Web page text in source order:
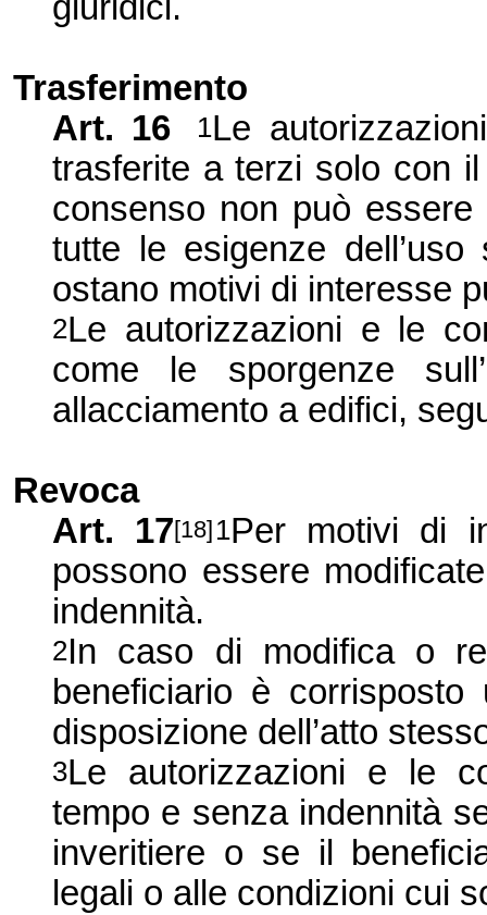
giuridici.
Trasferimento
Art. 16
1Le
trasferite a terzi solo con
consenso non può
tutte le esigenze
ostano motivi di interesse
2Le autorizzazioni e le
come le sporgenze
allacciamento a edifici,
Revoca
Art. 17[18] 1Per motivi di
possono essere
indennità.
2In caso di modifica o
beneficiario è
disposizione dell’atto
3Le autorizzazioni e le
tempo e senza indennità
inveritiere o se il
legali o alle condizioni cui